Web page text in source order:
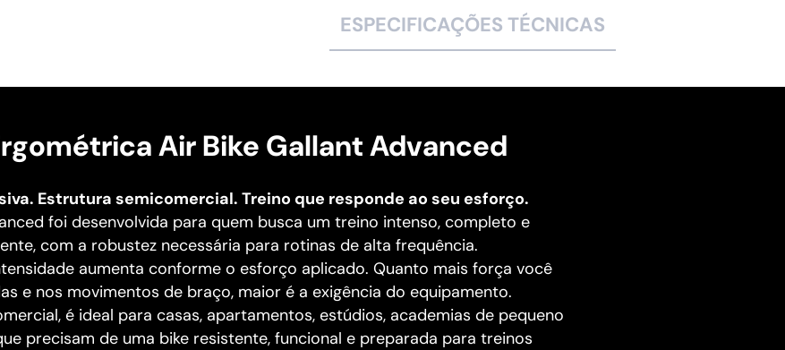
ESPECIFICAÇÕES TÉCNICAS
Air Bike Gallant Advanced
Estrutura semicomercial. Treino que responde ao seu esforço.
foi desenvolvida para quem busca um treino intenso, completo e
com a robustez necessária para rotinas de alta frequência.
aumenta conforme o esforço aplicado. Quanto mais força você
e nos movimentos de braço, maior é a exigência do equipamento.
é ideal para casas, apartamentos, estúdios, academias de pequeno
precisam de uma bike resistente, funcional e preparada para treinos